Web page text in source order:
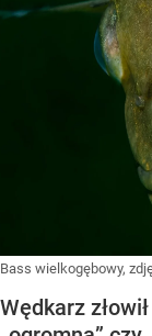
Bass wielkogębowy,
Wędkarz